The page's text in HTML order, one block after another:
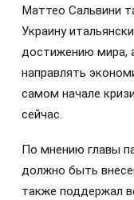
Маттео Сальвини
Украину
достижению мира,
направлять
самом начале
сейчас.
По мнению главы
должно быть
также поддержал